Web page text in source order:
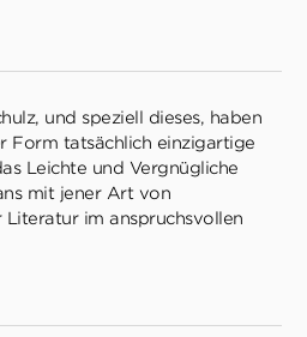
und speziell dieses, haben
Form tatsächlich einzigartige
Leichte und Vergnügliche
mit jener Art von
im anspruchsvollen